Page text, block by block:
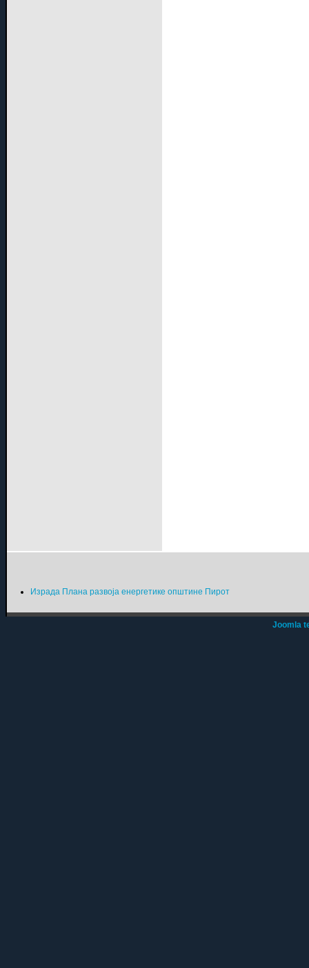
Израда Плана развоја енергетике општине Пирот
Joomla